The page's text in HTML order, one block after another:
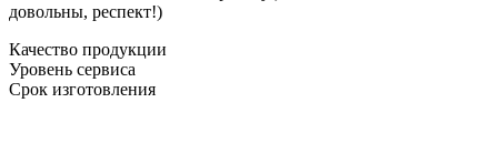
довольны, респект!)
Качество продукции
Уровень сервиса
Срок изготовления